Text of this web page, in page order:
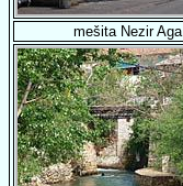
mešita Nezir Aga